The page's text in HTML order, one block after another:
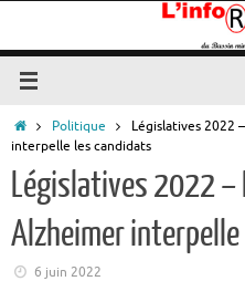
contenu
AccueilPolitique
Législatives 2022
interpelle les candidats
Législatives 2022 –
Alzheimer
6 juin 2022